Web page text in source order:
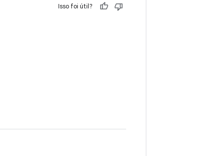
Isso foi útil?